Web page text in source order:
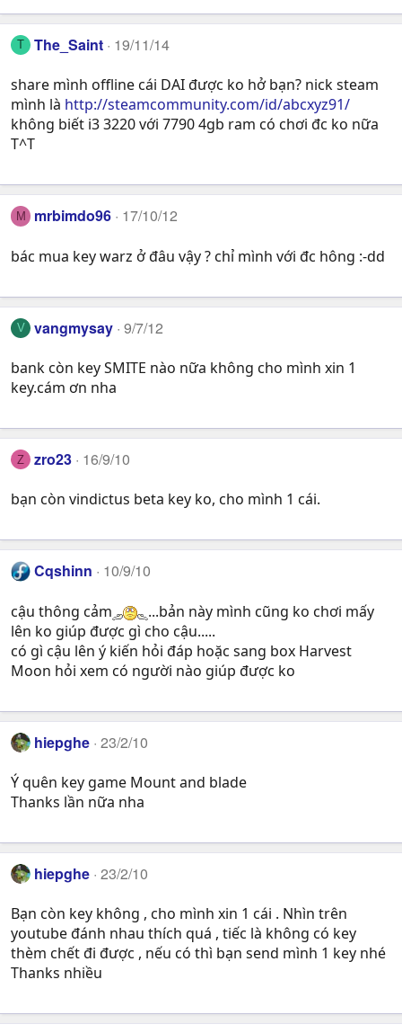
T The_Saint 19/11/14
share mình offline cái DAI được ko hở bạn? nick steam
mình là http://steamcommunity.com/id/abcxyz91/
không biết i3 3220 với 7790 4gb ram có chơi đc ko nữa
T^T
M mrbimdo96 17/10/12
bác mua key warz ở đâu vậy ? chỉ mình với đc hông :-dd
V vangmysay 9/7/12
bank còn key SMITE nào nữa không cho mình xin 1
key.cám ơn nha
Z zro23 16/9/10
bạn còn vindictus beta key ko, cho mình 1 cái.
Cqshinn 10/9/10
cậu thông cảm
...bản này mình cũng ko chơi mấy
lên ko giúp được gì cho cậu.....
có gì cậu lên ý kiến hỏi đáp hoặc sang box Harvest
Moon hỏi xem có người nào giúp được ko
hiepghe 23/2/10
Ý quên key game Mount and blade
Thanks lần nữa nha
hiepghe 23/2/10
Bạn còn key không , cho mình xin 1 cái . Nhìn trên
youtube đánh nhau thích quá , tiếc là không có key
thèm chết đi được , nếu có thì bạn send mình 1 key nhé
Thanks nhiều